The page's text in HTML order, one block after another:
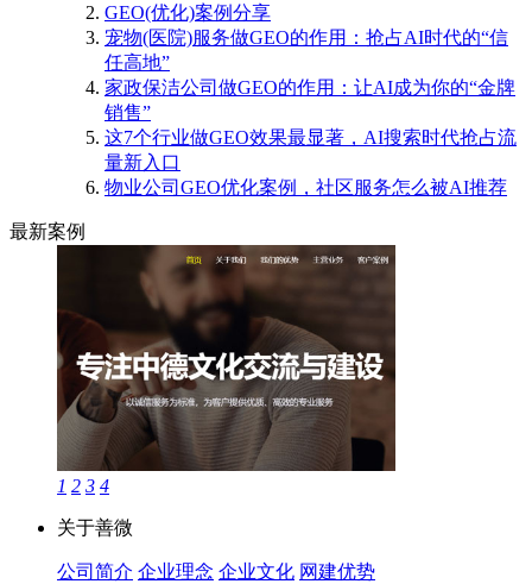
GEO(优化)案例分享
宠物(医院)服务做GEO的作用：抢占AI时代的“信
任高地”
家政保洁公司做GEO的作用：让AI成为你的“金牌
销售”
这7个行业做GEO效果最显著，AI搜索时代抢占流
量新入口
物业公司GEO优化案例，社区服务怎么被AI推荐
最新案例
1 2 3 4
关于善微
公司简介 企业理念 企业文化 网建优势